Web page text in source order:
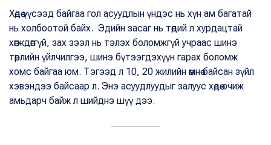
Хөдөө үүсээд байгаа гол асуудлын үндэс нь хүн ам багатай
нь холбоотой байх. Эдийн засаг нь төдий л хурдацтай
хөгждөггүй, зах зээл нь тэлэх боломжгүй учраас шинэ
төрлийн үйлчилгээ, шинэ бүтээгдэхүүн гарах боломж
хомс байгаа юм. Тэгээд л 10, 20 жилийн өмнө байсан зүйл
хэвэндээ байсаар л. Энэ асуудлуудыг залуус хөдөө очиж
амьдарч байж л шийднэ шүү дээ.